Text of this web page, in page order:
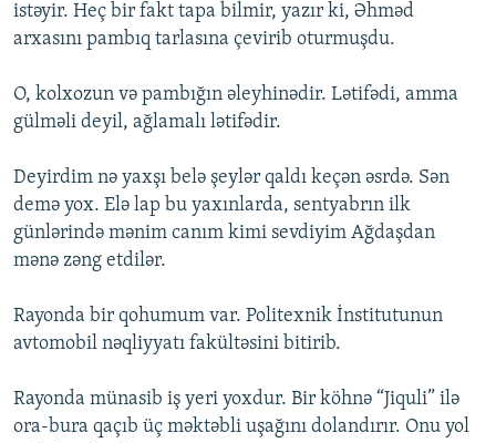
istəyir. Heç bir fakt tapa bilmir, yazır ki, Əhməd
arxasını pambıq tarlasına çevirib oturmuşdu.
O, kolxozun və pambığın əleyhinədir. Lətifədi, amma
gülməli deyil, ağlamalı lətifədir.
Deyirdim nə yaxşı belə şeylər qaldı keçən əsrdə. Sən
demə yox. Elə lap bu yaxınlarda, sentyabrın ilk
günlərində mənim canım kimi sevdiyim Ağdaşdan
mənə zəng etdilər.
Rayonda bir qohumum var. Politexnik İnstitutunun
avtomobil nəqliyyatı fakültəsini bitirib.
Rayonda münasib iş yeri yoxdur. Bir köhnə “Jiquli” ilə
ora-bura qaçıb üç məktəbli uşağını dolandırır. Onu yol